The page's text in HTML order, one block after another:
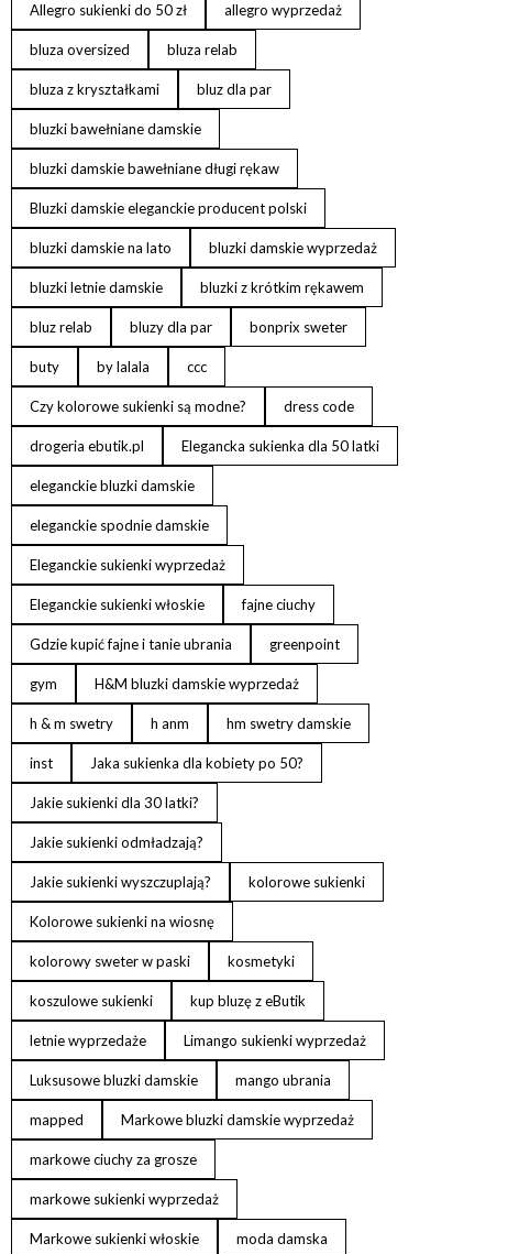
Allegro sukienki do 50 zł allegro wyprzedaż
bluza oversized bluza relab
bluza z kryształkami bluz dla par
bluzki bawełniane damskie
bluzki damskie bawełniane długi rękaw
Bluzki damskie eleganckie producent polski
bluzki damskie na lato bluzki damskie wyprzedaż
bluzki letnie damskie bluzki z krótkim rękawem
bluz relab bluzy dla par bonprix sweter
buty by lalala ccc
Czy kolorowe sukienki są modne? dress code
drogeria ebutik.pl Elegancka sukienka dla 50 latki
eleganckie bluzki damskie
eleganckie spodnie damskie
Eleganckie sukienki wyprzedaż
Eleganckie sukienki włoskie fajne ciuchy
Gdzie kupić fajne i tanie ubrania greenpoint
gym H&M bluzki damskie wyprzedaż
h & m swetry h anm hm swetry damskie
inst Jaka sukienka dla kobiety po 50?
Jakie sukienki dla 30 latki?
Jakie sukienki odmładzają?
Jakie sukienki wyszczuplają? kolorowe sukienki
Kolorowe sukienki na wiosnę
kolorowy sweter w paski kosmetyki
koszulowe sukienki kup bluzę z eButik
letnie wyprzedaże Limango sukienki wyprzedaż
Luksusowe bluzki damskie mango ubrania
mapped Markowe bluzki damskie wyprzedaż
markowe ciuchy za grosze
markowe sukienki wyprzedaż
Markowe sukienki włoskie moda damska